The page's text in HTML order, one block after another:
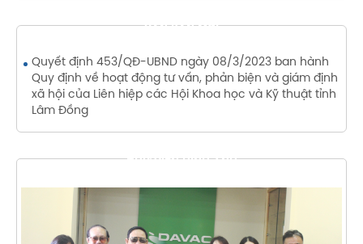
VĂN BẢN MỚI
Quyết định 453/QĐ-UBND ngày 08/3/2023 ban hành
Quy định về hoạt động tư vấn, phản biện và giám định
xã hội của Liên hiệp các Hội Khoa học và Kỹ thuật tỉnh
Lâm Đồng
THƯ VIỆN HÌNH ẢNH